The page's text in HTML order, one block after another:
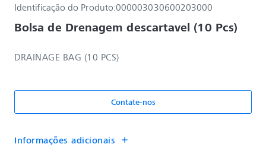
Identificação do Produto:000003030600203000
Bolsa de Drenagem descartavel (10 Pcs)
DRAINAGE BAG (10 PCS)
Contate-nos
Informações adicionais add